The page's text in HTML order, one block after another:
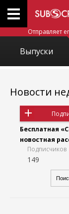
Отправляет
Выпуски
Новости
Бесплатная
новостная
Подписчиков
149